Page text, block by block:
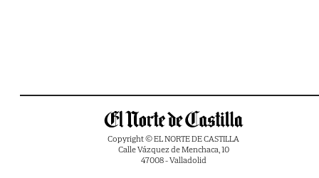
Copyright © EL NORTE DE CASTILLA
Calle Vázquez de Menchaca, 10
47008 - Valladolid